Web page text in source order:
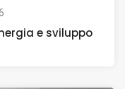
e sviluppo